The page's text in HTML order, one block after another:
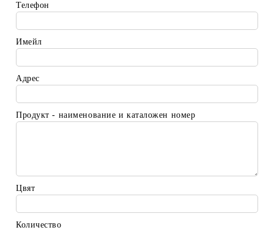
Телефон
Имейл
Адрес
Продукт - наименование и каталожен номер
Цвят
Количество